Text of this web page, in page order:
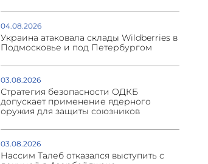
04.08.2026
Украина атаковала склады Wildberries в
Подмосковье и под Петербургом
03.08.2026
Стратегия безопасности ОДКБ
допускает применение ядерного
оружия для защиты союзников
03.08.2026
Нассим Талеб отказался выступить с